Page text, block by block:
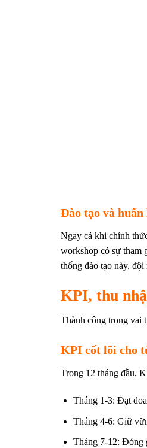
Đào tạo và huấn
Ngay cả khi chính
workshop có sự tham
thống đào tạo này,
KPI, thu
Thành công trong vai
KPI cốt lõi cho
Trong 12 tháng đầu,
Tháng 1-3: Đạt
Tháng 4-6: Giữ
Tháng 7-12: Đóng